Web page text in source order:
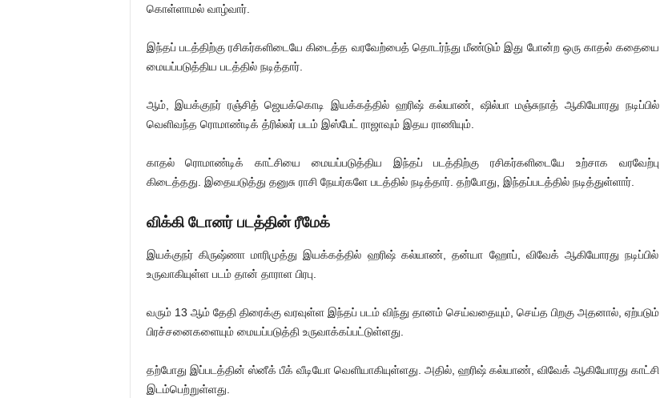
கொள்ளாமல் வாழ்வார்.
இந்தப் படத்திற்கு ரசிகர்களிடையே கிடைத்த வரவேற்பைத் தொடர்ந்து மீண்டும் இது போன்ற ஒரு காதல் கதையை
மையப்படுத்திய படத்தில் நடித்தார்.
ஆம், இயக்குநர் ரஞ்சித் ஜெயக்கொடி இயக்கத்தில் ஹரிஷ் கல்யாண், ஷில்பா மஞ்சுநாத் ஆகியோரது நடிப்பில்
வெளிவந்த ரொமாண்டிக் த்ரில்லர் படம் இஸ்பேட் ராஜாவும் இதய ராணியும்.
காதல் ரொமாண்டிக் காட்சியை மையப்படுத்திய இந்தப் படத்திற்கு ரசிகர்களிடையே உற்சாக வரவேற்பு
கிடைத்தது. இதையடுத்து தனுசு ராசி நேயர்களே படத்தில் நடித்தார். தற்போது, இந்தப்படத்தில் நடித்துள்ளார்.
விக்கி டோனர் படத்தின் ரீமேக்
இயக்குநர் கிருஷ்ணா மாரிமுத்து இயக்கத்தில் ஹரிஷ் கல்யாண், தன்யா ஹோப், விவேக் ஆகியோரது நடிப்பில்
உருவாகியுள்ள படம் தான் தாராள பிரபு.
வரும் 13 ஆம் தேதி திரைக்கு வரவுள்ள இந்தப் படம் விந்து தானம் செய்வதையும், செய்த பிறகு அதனால், ஏற்படும்
பிரச்சனைகளையும் மையப்படுத்தி உருவாக்கப்பட்டுள்ளது.
தற்போது இப்படத்தின் ஸ்னீக் பீக் வீடியோ வெளியாகியுள்ளது. அதில், ஹரிஷ் கல்யாண், விவேக் ஆகியோரது காட்சி
இடம்பெற்றுள்ளது.